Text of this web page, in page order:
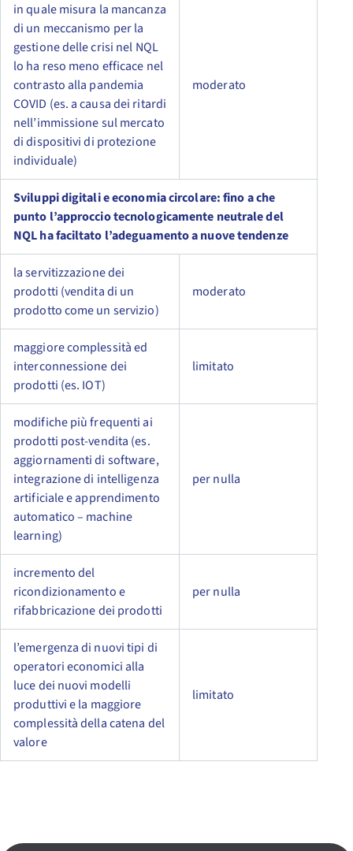
in quale misura la mancanza
di un meccanismo per la
gestione delle crisi nel NQL
lo ha reso meno efficace nel
contrasto alla pandemia
COVID (es. a causa dei ritardi
nell’immissione sul mercato
di dispositivi di protezione
individuale)
moderato
Sviluppi digitali e economia circolare: fino a che
punto l’approccio tecnologicamente neutrale del
NQL ha faciltato l’adeguamento a nuove tendenze
la servitizzazione dei
prodotti (vendita di un
prodotto come un servizio)
moderato
maggiore complessità ed
interconnessione dei
prodotti (es. IOT)
limitato
modifiche più frequenti ai
prodotti post-vendita (es.
aggiornamenti di software,
integrazione di intelligenza
artificiale e apprendimento
automatico – machine
learning)
per nulla
incremento del
ricondizionamento e
rifabbricazione dei prodotti
per nulla
l’emergenza di nuovi tipi di
operatori economici alla
luce dei nuovi modelli
produttivi e la maggiore
complessità della catena del
valore
limitato